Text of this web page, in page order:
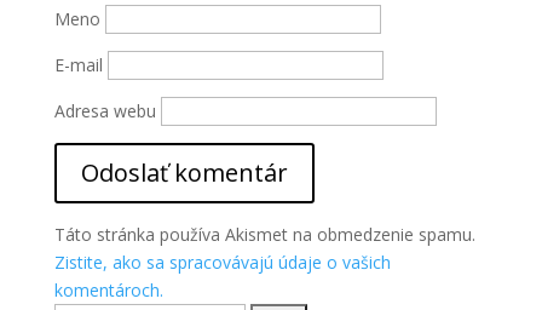
Meno
E-mail
Adresa webu
Táto stránka používa Akismet na obmedzenie spamu.
Zistite, ako sa spracovávajú údaje o vašich
komentároch.
štruktúru
stránky na
spôsobu
používania
webovej
stránky.